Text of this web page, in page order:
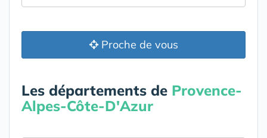
Proche de vous
Les départements de Provence-
Alpes-Côte-D'Azur